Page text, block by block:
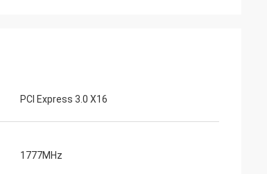
PCI Express 3.0 X16
1777MHz